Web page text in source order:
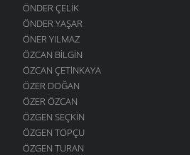
ÖNDER ÇELIK
ÖNDER YAŞAR
ÖNER YILMAZ
ÖZCAN BILGIN
ÖZCAN ÇETINKAYA
ÖZER DOĞAN
ÖZER ÖZCAN
ÖZGEN SEÇKIN
ÖZGEN TOPÇU
ÖZGEN TURAN